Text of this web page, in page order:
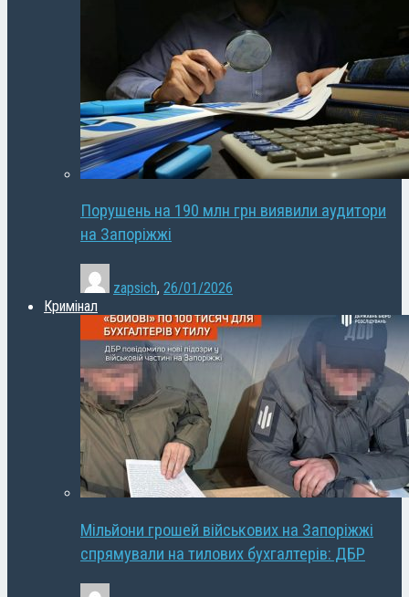
Порушень на 190 млн грн виявили аудитори
на Запоріжжі
zapsich, 26/01/2026
Кримінал
Мільйони грошей військових на Запоріжжі
спрямували на тилових бухгалтерів: ДБР